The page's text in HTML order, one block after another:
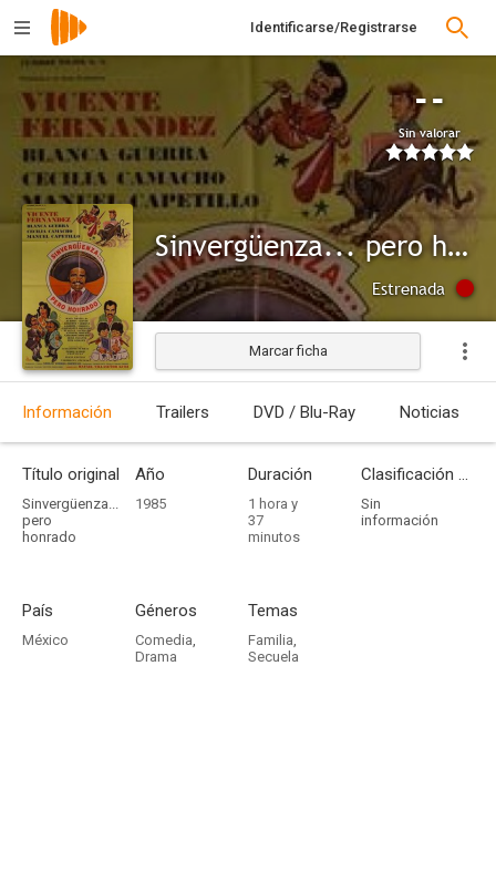
Identificarse/Registrarse
--
Sin valorar
Sinvergüenza... pero honrado
Estrenada
Marcar ficha
Información Trailers DVD / Blu-Ray Noticias
Título original
Sinvergüenza...
pero
honrado
Año
1985
Duración
1 hora y
37
minutos
Clasificación por edades
Sin
información
País
México
Géneros
Comedia,
Drama
Temas
Familia,
Secuela